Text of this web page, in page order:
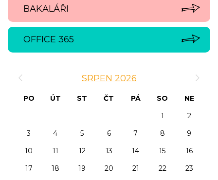
BAKALÁŘI
OFFICE 365
SRPEN 2026
PO ÚT ST ČT PÁ SO
NE
1
2
3
4 5 6 7 8
9
10
11 12 13 14 15
16
17
18 19 20 21 22
23